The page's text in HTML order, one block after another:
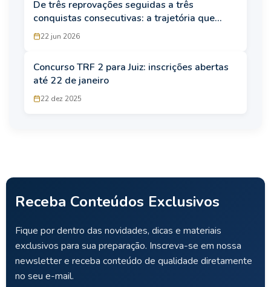
De três reprovações seguidas a três
conquistas consecutivas: a trajetória que
levou à aprovação no ENAM
22 jun 2026
Concurso TRF 2 para Juiz: inscrições abertas
até 22 de janeiro
22 dez 2025
Receba Conteúdos Exclusivos
Fique por dentro das novidades, dicas e materiais
exclusivos para sua preparação. Inscreva-se em nossa
newsletter e receba conteúdo de qualidade diretamente
no seu e-mail.